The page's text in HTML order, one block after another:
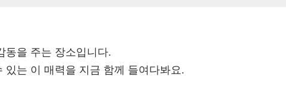
동을 주는 장소입니다.
있는 이 매력을 지금 함께 들여다봐요.